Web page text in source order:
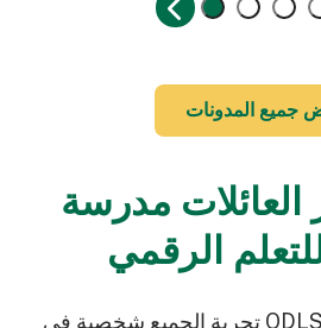
جميع المدونات
العائلات مدرسة
الرقمي
تجربة الجميع شخصية في ODLS. اطلع على ما يقوله